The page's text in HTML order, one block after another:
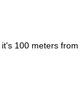
it's 100 meters from